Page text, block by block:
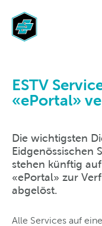
ESTV
«ePortal»
Die wichtigsten
Eidgenössischen
stehen künftig
«ePortal» zur
abgelöst.
Alle Services auf